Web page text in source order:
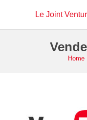
Le Joint
Home